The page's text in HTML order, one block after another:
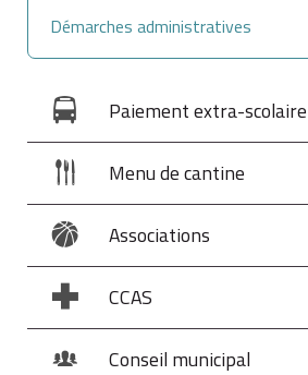
Démarches administratives
Paiement extra-scolaire
Menu de cantine
Associations
CCAS
Conseil municipal